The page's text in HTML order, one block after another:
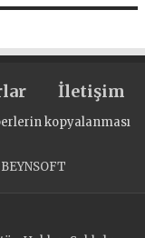
İletişim
kopyalanması
BEYNSOFT